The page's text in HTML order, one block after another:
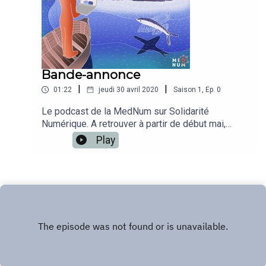
l'autonomie.Un podcast réalisé par Louie Creative,
l'agence de création de Louie Media, pour la
MedNum.
Bande-annonce
01:22 jeudi 30 avril 2020 Saison 1 , Ep. 0
Le podcast de la MedNum sur Solidarité
Numérique. A retrouver à partir de début mai,
toutes les semaines.
Play